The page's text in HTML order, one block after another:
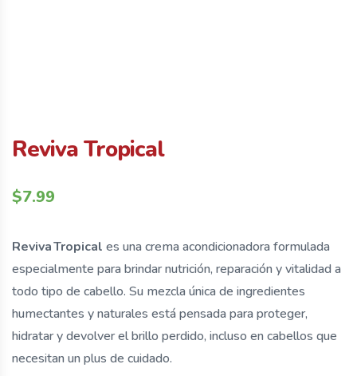
Reviva Tropical
$7.99
Reviva Tropical es una crema acondicionadora formulada
especialmente para brindar nutrición, reparación y vitalidad a
todo tipo de cabello. Su mezcla única de ingredientes
humectantes y naturales está pensada para proteger,
hidratar y devolver el brillo perdido, incluso en cabellos que
necesitan un plus de cuidado.